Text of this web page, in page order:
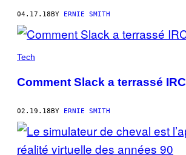
04.17.18BY ERNIE SMITH
Tech
Comment Slack a terrassé IRC
02.19.18BY ERNIE SMITH